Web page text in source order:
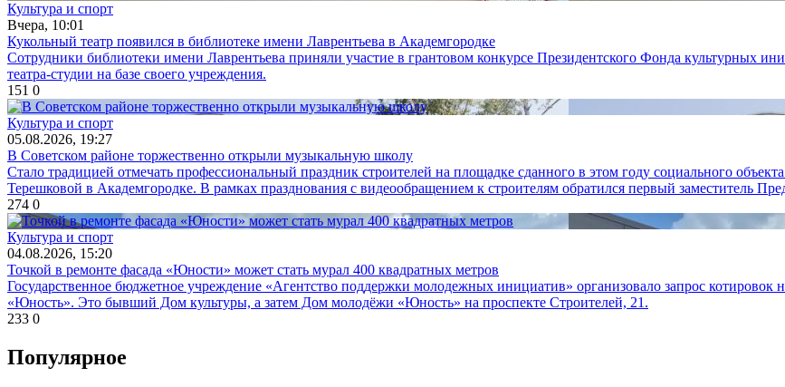
Культура и спорт
Вчера, 10:01
Кукольный театр появился в библиотеке имени Лаврентьева в Академгородке
Сотрудники библиотеки имени Лаврентьева приняли участие в грантовом конкурсе Президентского Фонда культурных
театра-студии на базе своего учреждения.
151 0
Культура и спорт
05.08.2026, 19:27
В Советском районе торжественно открыли музыкальную школу
Стало традицией отмечать профессиональный праздник строителей на площадке сданного в этом году социального
Терешковой в Академгородке. В рамках празднования с видеообращением к строителям обратился первый заместитель
274 0
Культура и спорт
04.08.2026, 15:20
Точкой в ремонте фасада «Юности» может стать мурал 400 квадратных метров
Государственное бюджетное учреждение «Агентство поддержки молодежных инициатив» организовало запрос котировок
«Юность». Это бывший Дом культуры, а затем Дом молодёжи «Юность» на проспекте Строителей, 21.
233 0
Популярное